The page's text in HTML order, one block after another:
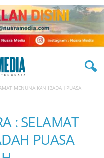
MENUNAIKAN IBADAH PUASA
: SELAMAT
PUASA